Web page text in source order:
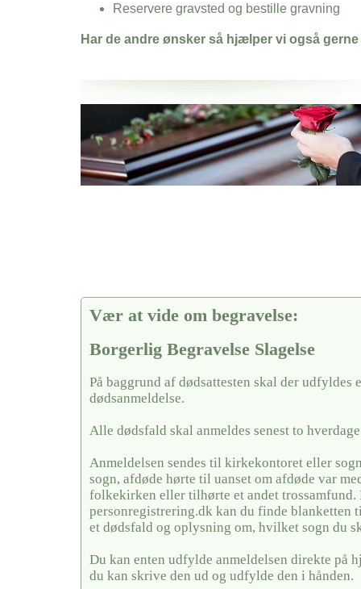
Reservere gravsted og bestille gravning
Har de andre ønsker så hjælper vi også gerne
Her hos os får du altid en god afslutning når det gælder
Borgerlig Begravelse Slagelse
vi hjælper i alle faser af begravelsel
Vær at vide om begravelse:
Borgerlig Begravelse Slagelse
På baggrund af dødsattesten skal der udfyldes
dødsanmeldelse.
Alle dødsfald skal anmeldes senest to
Anmeldelsen sendes til kirkekontoret eller
sogn, afdøde hørte til uanset om afdøde var
folkekirken eller tilhørte et andet trossamfund.
personregistrering.dk kan du finde blanketten
et dødsfald og oplysning om, hvilket sogn du
Du kan enten udfylde anmeldelsen direkte på
du kan skrive den ud og udfylde den i hånden.